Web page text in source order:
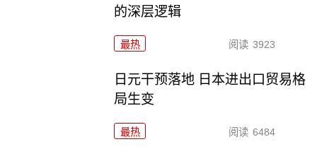
的深层逻辑
最热 阅读 3923
日元干预落地 日本进出口贸易格
局生变
最热 阅读 6484